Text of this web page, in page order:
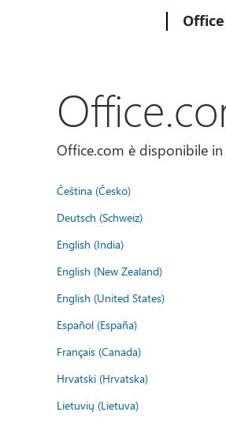
Office.com è disponibile
Čeština (Česko)
Deutsch (Schweiz)
English (India)
English (New Zealand)
English (United States)
Español (España)
Français (Canada)
Hrvatski (Hrvatska)
Lietuvių (Lietuva)